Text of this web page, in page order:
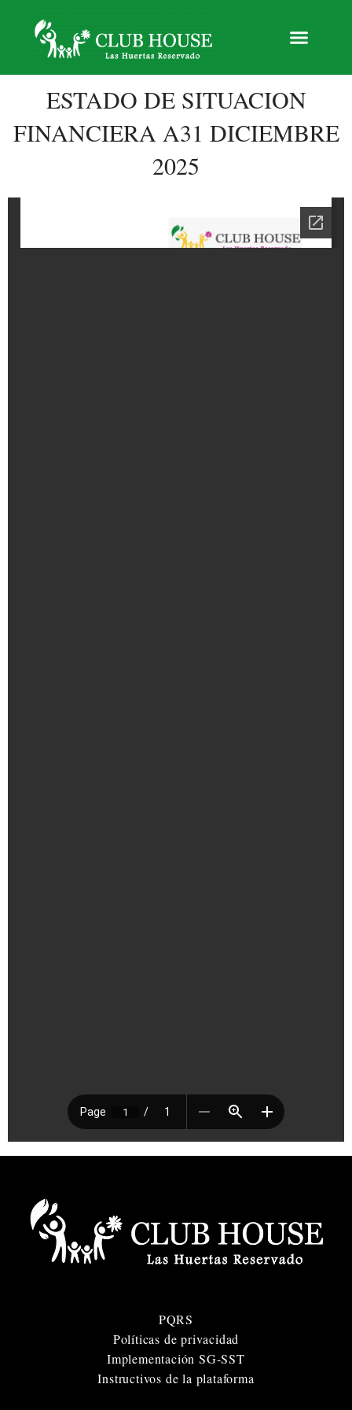
ESTADO DE SITUACION
FINANCIERA A31 DICIEMBRE
2025
PQRS
Políticas de privacidad
Implementación SG-SST
Instructivos de la plataforma